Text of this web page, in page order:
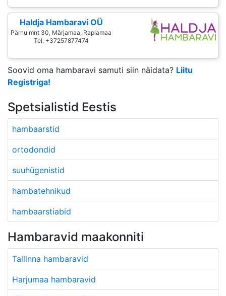
Haldja Hambaravi OÜ
Pärnu mnt 30, Märjamaa, Raplamaa
Tel: +37257877474
Soovid oma hambaravi samuti siin näidata? Liitu
Registriga!
Spetsialistid Eestis
hambaarstid
ortodondid
suuhügenistid
hambatehnikud
hambaarstiabid
Hambaravid maakonniti
Tallinna hambaravid
Harjumaa hambaravid